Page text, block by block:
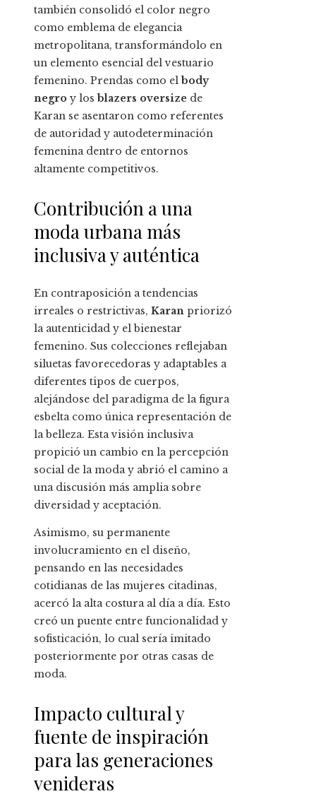
también consolidó el color negro
como emblema de elegancia
metropolitana, transformándolo en
un elemento esencial del vestuario
femenino. Prendas como el body
negro y los blazers oversize de
Karan se asentaron como referentes
de autoridad y autodeterminación
femenina dentro de entornos
altamente competitivos.
Contribución a una
moda urbana más
inclusiva y auténtica
En contraposición a tendencias
irreales o restrictivas, Karan priorizó
la autenticidad y el bienestar
femenino. Sus colecciones reflejaban
siluetas favorecedoras y adaptables a
diferentes tipos de cuerpos,
alejándose del paradigma de la figura
esbelta como única representación de
la belleza. Esta visión inclusiva
propició un cambio en la percepción
social de la moda y abrió el camino a
una discusión más amplia sobre
diversidad y aceptación.
Asimismo, su permanente
involucramiento en el diseño,
pensando en las necesidades
cotidianas de las mujeres citadinas,
acercó la alta costura al día a día. Esto
creó un puente entre funcionalidad y
sofisticación, lo cual sería imitado
posteriormente por otras casas de
moda.
Impacto cultural y
fuente de inspiración
para las generaciones
venideras